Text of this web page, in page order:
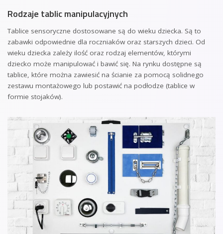
Rodzaje tablic manipulacyjnych
Tablice sensoryczne dostosowane są do wieku dziecka. Są to
zabawki odpowiednie dla roczniaków oraz starszych dzieci. Od
wieku dziecka zależy ilość oraz rodzaj elementów, którymi
dziecko może manipulować i bawić się. Na rynku dostępne są
tablice, które można zawiesić na ścianie za pomocą solidnego
zestawu montażowego lub postawić na podłodze (tablice w
formie stojaków).